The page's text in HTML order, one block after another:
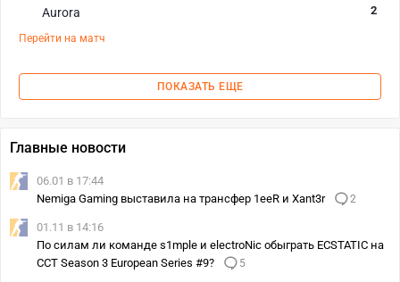
Aurora
2
Перейти на матч
ПОКАЗАТЬ ЕЩЕ
Главные новости
06.01 в 17:44
Nemiga Gaming выставила на трансфер 1eeR и Xant3r
2
01.11 в 14:16
По силам ли команде s1mple и electroNic обыграть ECSTATIC на
CCT Season 3 European Series #9?
5